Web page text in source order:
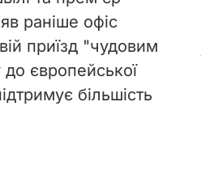
раніше офіс
приїзд "чудовим
європейської
більшість